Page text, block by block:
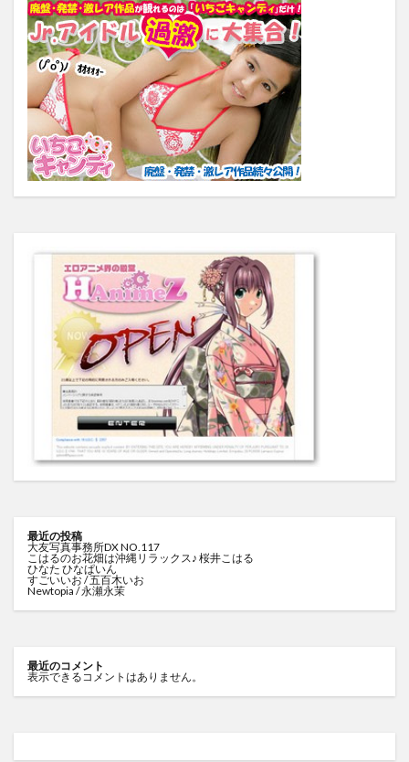
最近の投稿
大友写真事務所DX NO.117
こはるのお花畑は沖縄リラックス♪ 桜井こはる
ひなた ひなぱいん
すごいいお / 五百木いお
Newtopia / 永瀬永茉
最近のコメント
表示できるコメントはありません。